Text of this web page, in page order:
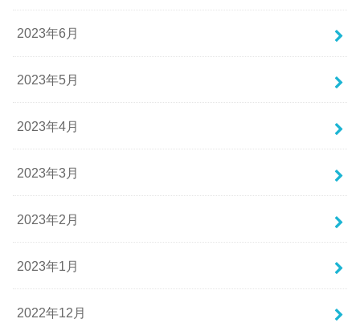
2023年6月
2023年5月
2023年4月
2023年3月
2023年2月
2023年1月
2022年12月